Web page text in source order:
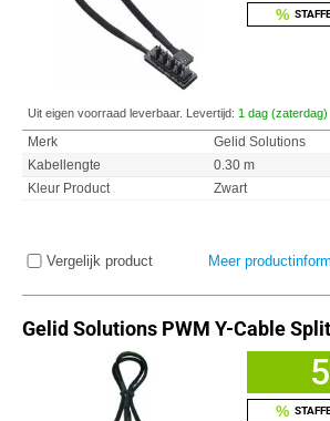
%
Uit eigen voorraad leverbaar. Levertijd: 1 dag (zaterdag)
Merk
Gelid Solutions
Kabellengte
0.30 m
Kleur Product
Zwart
Vergelijk product Meer
Gelid Solutions PWM Y-Cable
%